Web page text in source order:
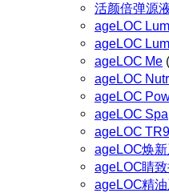
活颜倍弹源
ageLOC
ageLOC
ageLOC Me
ageLOC
ageLOC
ageLOC Spa
ageLOC
ageLOC焕新
ageLOC睛
ageLOC精油